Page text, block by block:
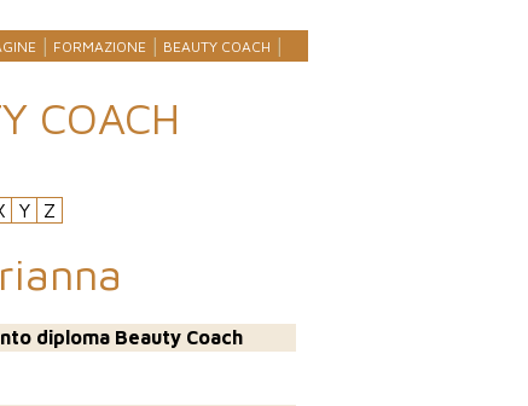
FORMAZIONE BEAUTY COACH
COACH
Y Z
diploma Beauty Coach